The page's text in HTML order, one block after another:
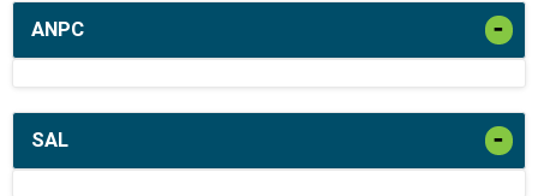
ANPC -
SAL -